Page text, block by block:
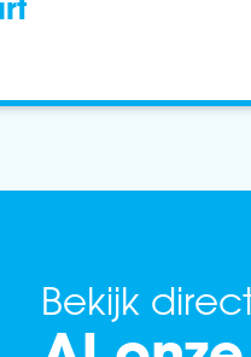
Bekijk